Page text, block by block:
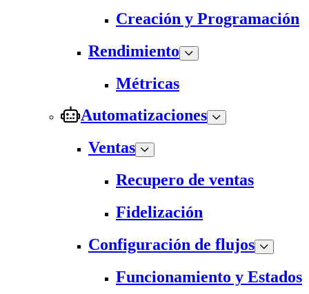
Creación y Programación
Rendimiento
Métricas
Automatizaciones
Ventas
Recupero de ventas
Fidelización
Configuración de flujos
Funcionamiento y Estados